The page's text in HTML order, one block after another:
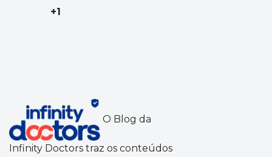
+1
O Blog da
Infinity Doctors traz os conteúdos